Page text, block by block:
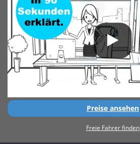
Preise ansehen
Freie Fahrer finden